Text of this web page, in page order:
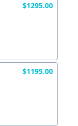
$1295.00
$1195.00